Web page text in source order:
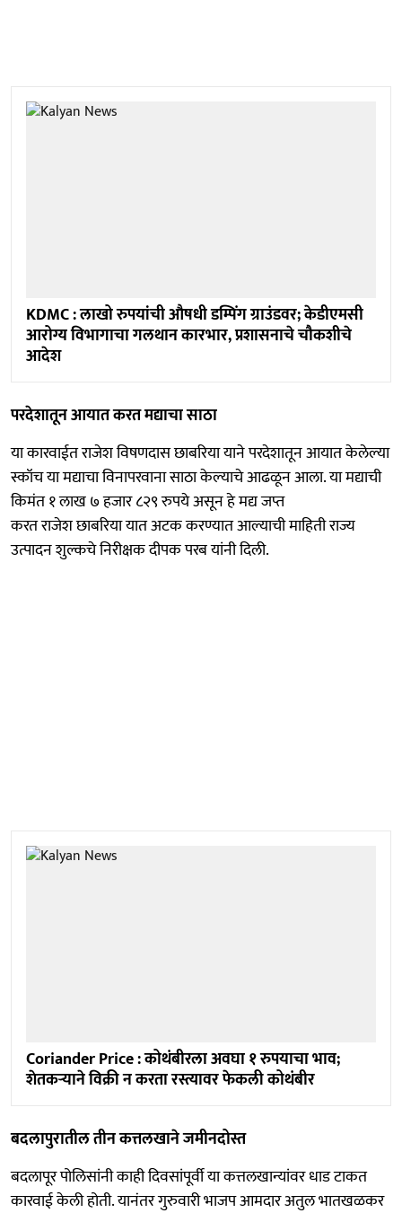
KDMC : लाखो रुपयांची औषधी डम्पिंग ग्राउंडवर; केडीएमसी
आरोग्य विभागाचा गलथान कारभार, प्रशासनाचे चौकशीचे
आदेश
परदेशातून आयात करत मद्याचा साठा
या कारवाईत राजेश विषणदास छाबरिया याने परदेशातून आयात केलेल्या
स्कॉच या मद्याचा विनापरवाना साठा केल्याचे आढळून आला. या मद्याची
किमंत १ लाख ७ हजार ८२९ रुपये असून हे मद्य जप्त
करत राजेश छाबरिया यात अटक करण्यात आल्याची माहिती राज्य
उत्पादन शुल्कचे निरीक्षक दीपक परब यांनी दिली.
Coriander Price : कोथंबीरला अवघा १ रुपयाचा भाव;
शेतकऱ्याने विक्री न करता रस्त्यावर फेकली कोथंबीर
बदलापुरातील तीन कत्तलखाने जमीनदोस्त
बदलापूर पोलिसांनी काही दिवसांपूर्वी या कत्तलखान्यांवर धाड टाकत
कारवाई केली होती. यानंतर गुरुवारी भाजप आमदार अतुल भातखळकर